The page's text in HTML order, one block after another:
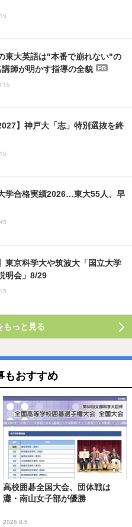
東大英語は"本番で崩れない"の
師が明かす指導の全貌
PR
】神戸大「志」特別選抜を終
学合格実績2026…東大55人、早
東京科学大や筑波大「国立大学
明会」8/29
もっと見る
もおすすめ
高校囲碁全国大会、団体戦は
灘・南山女子部が優勝
2026.8.5